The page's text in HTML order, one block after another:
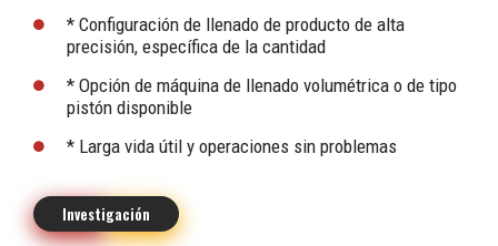
* Configuración de llenado de producto de alta
precisión, específica de la cantidad
* Opción de máquina de llenado volumétrica o de tipo
pistón disponible
* Larga vida útil y operaciones sin problemas
Investigación